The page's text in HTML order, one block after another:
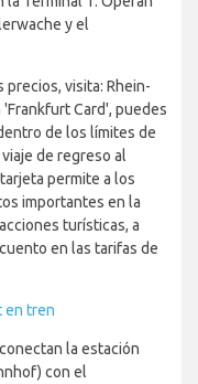
y el
visita: Rhein-
Card', puedes
de los límites de
de regreso al
permite a los
importantes en la
turísticas, a
en las tarifas de
en tren
la estación
con el